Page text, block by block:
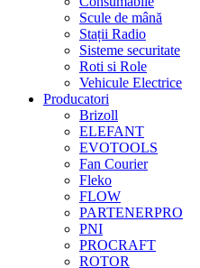
Scule de mână
Stații Radio
Sisteme securitate
Roti si Role
Vehicule Electrice
Producatori
Brizoll
ELEFANT
EVOTOOLS
Fan Courier
Fleko
FLOW
PARTENERPRO
PNI
PROCRAFT
ROTOR